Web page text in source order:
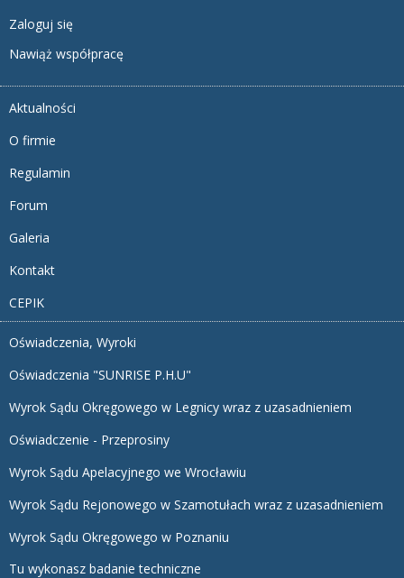
Zaloguj się
Nawiąż współpracę
Aktualności
O firmie
Regulamin
Forum
Galeria
Kontakt
CEPIK
Oświadczenia, Wyroki
Oświadczenia "SUNRISE P.H.U"
Wyrok Sądu Okręgowego w Legnicy wraz z uzasadnieniem
Oświadczenie - Przeprosiny
Wyrok Sądu Apelacyjnego we Wrocławiu
Wyrok Sądu Rejonowego w Szamotułach wraz z uzasadnieniem
Wyrok Sądu Okręgowego w Poznaniu
Tu wykonasz badanie techniczne